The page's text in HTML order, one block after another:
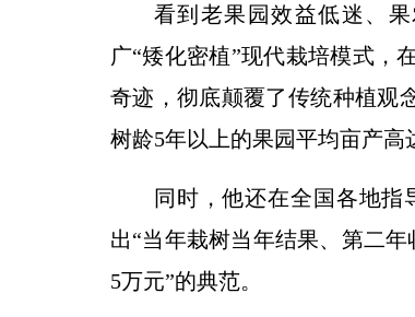
看到老果园效益低迷、
广“矮化密植”现代栽培模式，
奇迹，彻底颠覆了传统种植观
树龄5年以上的果园平均亩产高
同时，他还在全国各地
出“当年栽树当年结果、第二
5万元”的典范。